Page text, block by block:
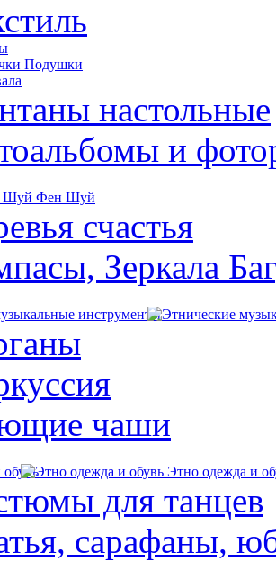
Подушки
настольные
и
Фен Шуй
счастья
Зеркала
чаши
Этно одежда и
для танцев
сарафаны,